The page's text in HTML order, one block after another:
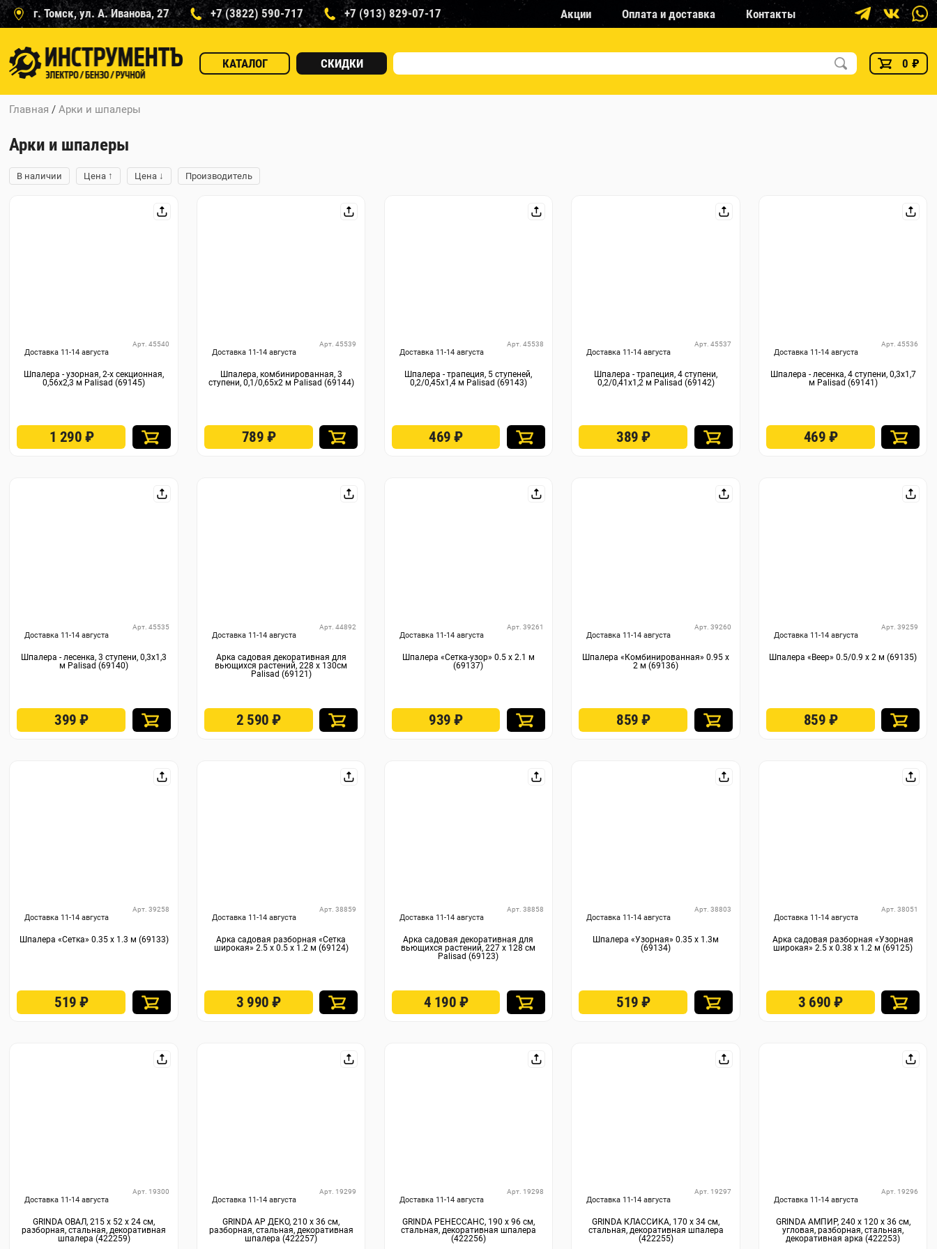
г. Томск, ул. А. Иванова, 27 +7 (3822) 590-717 +7 (913) 829-07-17 Акции Оплата и доставка Контакты
КАТАЛОГ СКИДКИ 0 ₽
Главная /Арки и шпалеры
Арки и шпалеры
В наличии Цена ↑ Цена ↓ Производитель
Доставка 11-14 августа
Арт. 45540
Шпалера - узорная, 2-х секционная,
0,56х2,3 м Palisad (69145)
1 290 ₽
Доставка 11-14 августа
Арт. 45539
Шпалера, комбинированная, 3
ступени, 0,1/0,65х2 м Palisad (69144)
789 ₽
Доставка 11-14 августа
Арт. 45538
Шпалера - трапеция, 5 ступеней,
0,2/0,45х1,4 м Palisad (69143)
469₽
Доставка 11-14 августа
Арт. 45537
Шпалера - трапеция, 4 ступени,
0,2/0,41х1,2 м Palisad (69142)
389₽
Доставка 11-14 августа
Арт. 45536
Шпалера - лесенка, 4 ступени, 0,3х1,7
м Palisad (69141)
469 ₽
Доставка 11-14 августа
Арт. 45535
Шпалера - лесенка, 3 ступени, 0,3х1,3
м Palisad (69140)
399₽
Доставка 11-14 августа
Арт. 44892
Арка садовая декоративная для
вьющихся растений, 228 х 130см
Palisad (69121)
2 590₽
Доставка 11-14 августа
Арт. 39261
Шпалера «Сетка-узор» 0.5 х 2.1 м
(69137)
939₽
Доставка 11-14 августа
Арт. 39260
Шпалера «Комбинированная» 0.95 х
2 м (69136)
859₽
Доставка 11-14 августа
Арт. 39259
Шпалера «Веер» 0.5/0.9 х 2 м (69135)
859 ₽
Доставка 11-14 августа
Арт. 39258
Шпалера «Сетка» 0.35 х 1.3 м (69133)
519₽
Доставка 11-14 августа
Арт. 38859
Арка садовая разборная «Сетка
широкая» 2.5 х 0.5 х 1.2 м (69124)
3 990₽
Доставка 11-14 августа
Арт. 38858
Арка садовая декоративная для
вьющихся растений, 227 х 128 см
Palisad (69123)
4 190 ₽
Доставка 11-14 августа
Арт. 38803
Шпалера «Узорная» 0.35 х 1.3м
(69134)
519₽
Доставка 11-14 августа
Арт. 38051
Арка садовая разборная «Узорная
широкая» 2.5 х 0.38 х 1.2 м (69125)
3 690₽
Доставка 11-14 августа
Арт. 19300
GRINDA ОВАЛ, 215 х 52 х 24 см,
разборная, стальная, декоративная
шпалера (422259)
Доставка 11-14 августа
Арт. 19299
GRINDA АР ДЕКО, 210 х 36 см,
разборная, стальная, декоративная
шпалера (422257)
Доставка 11-14 августа
Арт. 19298
GRINDA РЕНЕССАНС, 190 х 96 см,
стальная, декоративная шпалера
(422256)
Доставка 11-14 августа
Арт. 19297
GRINDA КЛАССИКА, 170 х 34 см,
стальная, декоративная шпалера
(422255)
Доставка 11-14 августа
Арт. 19296
GRINDA АМПИР, 240 х 120 х 36 см,
угловая, разборная, стальная,
декоративная арка (422253)